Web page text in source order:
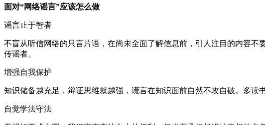
面对“网络谣言”应该怎么做
谣言止于智者
不盲从听信网络的只言片语，在尚未全面了解信息前，引人注目的内容
传谣者。
增强自我保护
知识储备越充足，辩证思维就越强，谎言在知识面前自然不攻自破。多读
自觉学法守法